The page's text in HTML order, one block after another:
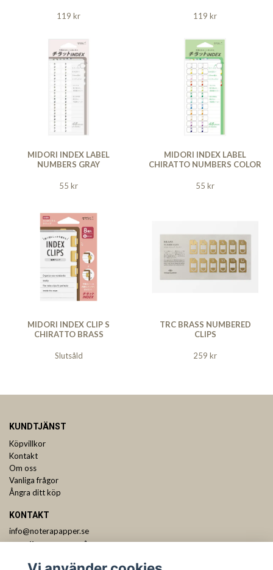
119 kr 119 kr
MIDORI INDEX LABEL
NUMBERS GRAY
55 kr
MIDORI INDEX LABEL
CHIRATTO NUMBERS COLOR
55 kr
MIDORI INDEX CLIP S
CHIRATTO BRASS
Slutsåld
TRC BRASS NUMBERED
CLIPS
259 kr
KUNDTJÄNST
Köpvillkor
Kontakt
Om oss
Vanliga frågor
Ångra ditt köp
KONTAKT
info@noterapapper.se